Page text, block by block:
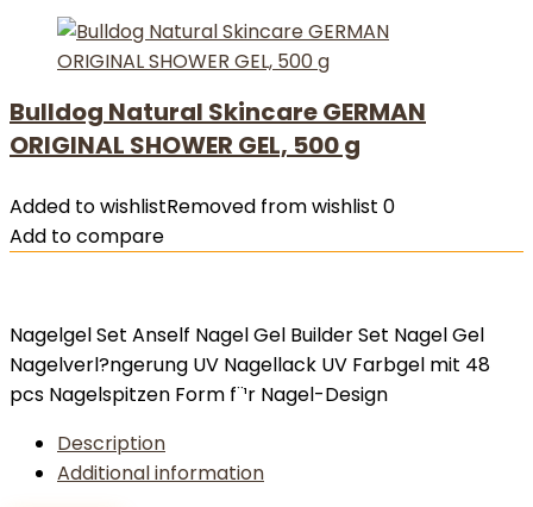
Bulldog Natural Skincare GERMAN
ORIGINAL SHOWER GEL, 500 g
Added to wishlistRemoved from wishlist 0
Add to compare
Nagelgel Set Anself Nagel Gel Builder Set Nagel Gel
Nagelverl?ngerung UV Nagellack UV Farbgel mit 48
pcs Nagelspitzen Form f¨¹r Nagel-Design
Description
Additional information